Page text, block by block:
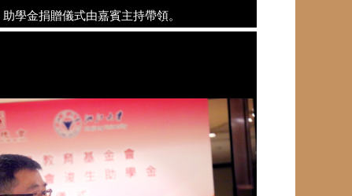
助學金捐贈儀式由嘉賓主持帶領。